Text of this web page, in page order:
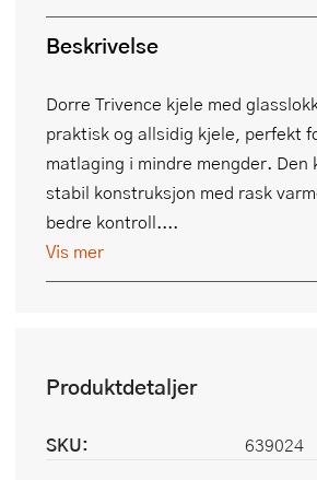
Beskrivelse
Dorre Trivence kjele med
praktisk og allsidig kjele, perfekt
matlaging i mindre mengder. Den
stabil konstruksjon med rask
bedre kontroll....
Vis mer
Produktdetaljer
SKU:
639024